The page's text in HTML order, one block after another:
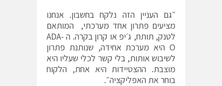
״גם העניין הזה נלקח בחשבון. אנחנו
מציעים פתרון אחד מערכתי, המותאם
לטנק, תותח, ג׳יפ או קרון בקרה. ה ADA-
O היא מערכת אחידה, שנותנת פתרון
לשיבוש אותות, בלי קשר לכלי שעליו היא
מוצבת. ההצטיידות היא אחת, הלקוח
בוחר את האפליקציה״.